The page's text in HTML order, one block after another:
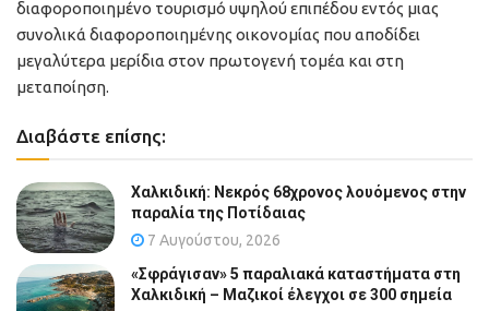
διαφοροποιημένο τουρισμό υψηλού επιπέδου εντός μιας
συνολικά διαφοροποιημένης οικονομίας που αποδίδει
μεγαλύτερα μερίδια στον πρωτογενή τομέα και στη
μεταποίηση.
Διαβάστε επίσης:
Χαλκιδική: Νεκρός 68χρονος λουόμενος στην
παραλία της Ποτίδαιας
7 Αυγούστου, 2026
«Σφράγισαν» 5 παραλιακά καταστήματα στη
Χαλκιδική – Μαζικοί έλεγχοι σε 300 σημεία